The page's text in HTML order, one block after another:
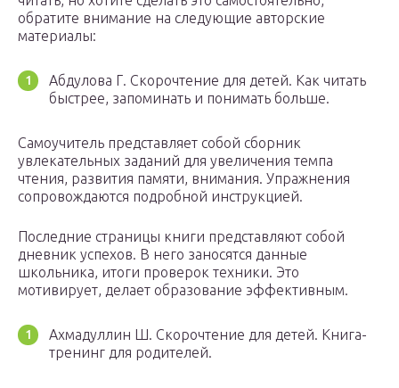
обратите внимание на следующие авторские
материалы:
Абдулова Г. Скорочтение для детей. Как читать
быстрее, запоминать и понимать больше.
Самоучитель представляет собой сборник
увлекательных заданий для увеличения темпа
чтения, развития памяти, внимания. Упражнения
сопровождаются подробной инструкцией.
Последние страницы книги представляют собой
дневник успехов. В него заносятся данные
школьника, итоги проверок техники. Это
мотивирует, делает образование эффективным.
Ахмадуллин Ш. Скорочтение для детей. Книга-
тренинг для родителей.